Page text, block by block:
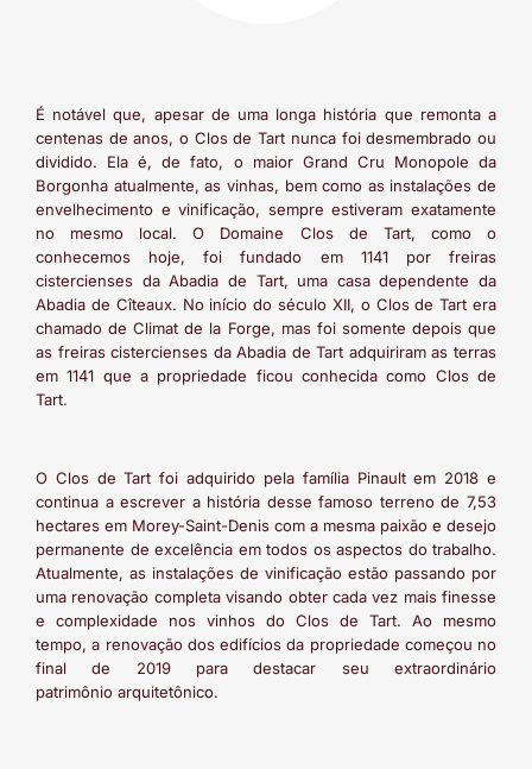
É notável que, apesar de uma longa história que remonta a
centenas de anos, o Clos de Tart nunca foi desmembrado ou
dividido. Ela é, de fato, o maior Grand Cru Monopole da
Borgonha atualmente, as vinhas, bem como as instalações de
envelhecimento e vinificação, sempre estiveram exatamente
no mesmo local. O Domaine Clos de Tart, como o
conhecemos hoje, foi fundado em 1141 por freiras
cistercienses da Abadia de Tart, uma casa dependente da
Abadia de Cîteaux. No início do século XII, o Clos de Tart era
chamado de Climat de la Forge, mas foi somente depois que
as freiras cistercienses da Abadia de Tart adquiriram as terras
em 1141 que a propriedade ficou conhecida como Clos de
Tart.
O Clos de Tart foi adquirido pela família Pinault em 2018 e
continua a escrever a história desse famoso terreno de 7,53
hectares em Morey-Saint-Denis com a mesma paixão e desejo
permanente de excelência em todos os aspectos do trabalho.
Atualmente, as instalações de vinificação estão passando por
uma renovação completa visando obter cada vez mais finesse
e complexidade nos vinhos do Clos de Tart. Ao mesmo
tempo, a renovação dos edifícios da propriedade começou no
final de 2019 para destacar seu extraordinário
patrimônio arquitetônico.